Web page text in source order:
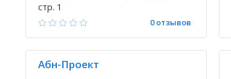
стр. 1
0 отзывов
Абн-Проект